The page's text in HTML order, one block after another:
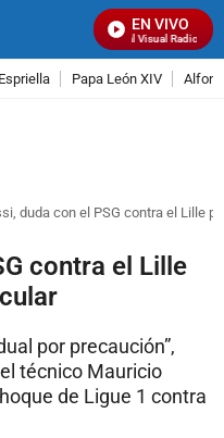
EN VIVO
Señal Visual Radio
Papa León XIV
duda con el PSG contra el Lille
contra el Lille
por precaución”,
técnico Mauricio
de Ligue 1 contra